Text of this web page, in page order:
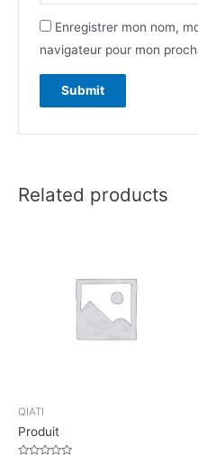
Enregistrer mon nom,
navigateur pour mon
Related products
QIATI
Produit